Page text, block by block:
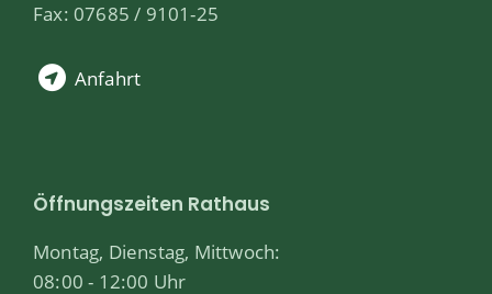
Fax: 07685 / 9101-25
Anfahrt
Öffnungszeiten Rathaus
Montag, Dienstag, Mittwoch:
08:00 - 12:00 Uhr